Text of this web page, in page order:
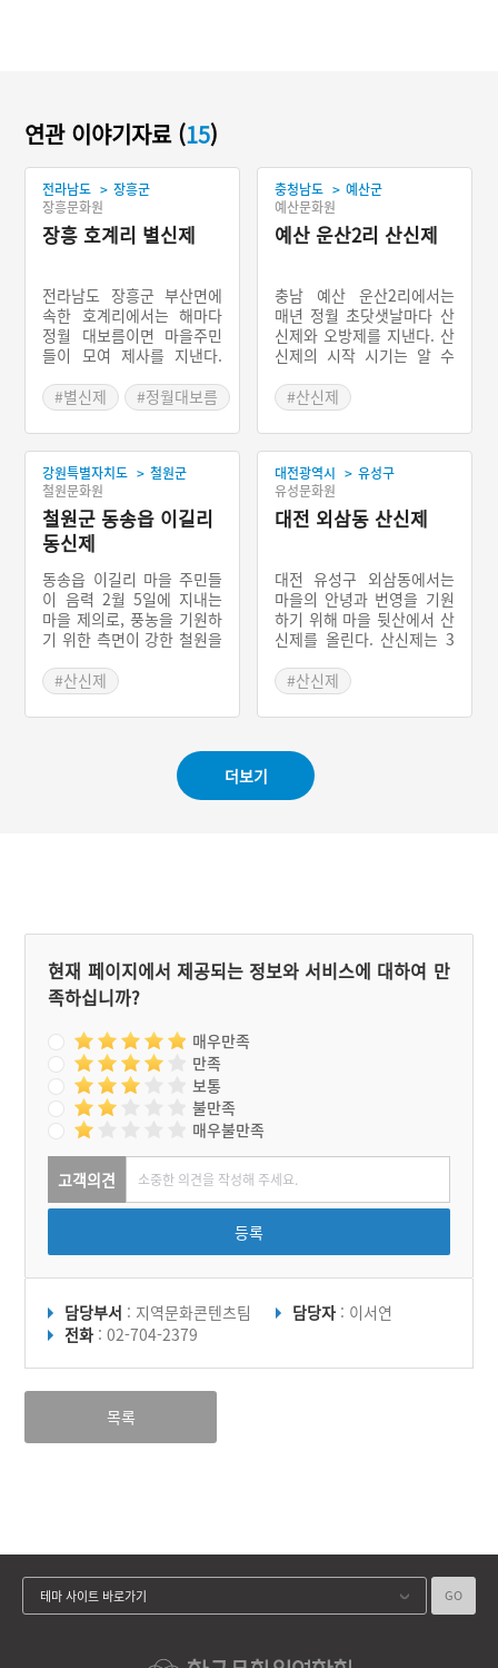
연관 이야기자료 (15)
전라남도 > 장흥군
장흥문화원
장흥 호계리 별신제
전라남도 장흥군 부산면에
속한 호계리에서는 해마다
정월 대보름이면 마을주민
들이 모여 제사를 지낸다.
나 주민들은 천제(天祭)라
부르기도 한다. 매년 음력
초이렛날 제관을 선출한다.
이장이 주관하는 마을 회의
를 통해 제의를 지낼 이십여
명의 제관을 뽑는다. 예전과
달리 여러 가지를 살피지는
않지만 가급적 부정하지 않
은 사람 가운데서 선정한다.
호계리 별신제에서 가장 중
요하게 생각하는 제관은 제
물을 준비하는 장찬(掌饌)
이다. 장찬은 대개 여성이
맡는다. 이 마을에서는 제관
으로 선정된 사람들에게 통
문을 돌린다.
#별신제
#정월대보름
충청남도 > 예산군
예산문화원
예산 운산2리 산신제
충남 예산 운산2리에서는
매년 정월 초닷샛날마다 산
신제와 오방제를 지낸다. 산
신제의 시작 시기는 알 수
산짐승에 의한 피해, 질병을
겪으며 산신에 대한 신앙이
생겼을 것이라 추측된다. 운
산2리에서는 원하는 사람만
이 참여 의사를 밝히는 ‘산
제들기’ 행사를 진행한다.
‘산제들기’에 참여하는 ‘산
제원’은 남자만 될 수 있다.
이 되면 산신제가 시작한다.
산신제가 끝나면 마을로 내
려와 오방제를 지낸다.
#산신제
강원특별자치도 > 철원군
철원문화원
철원군 동송읍 이길리
동신제
동송읍 이길리 마을 주민들
이 음력 2월 5일에 지내는
마을 제의로, 풍농을 기원하
기 위한 측면이 강한 철원을
신제의 명칭은 마을신에게
제의를 올린다는 의미를 지
닌다. 주민들은 마을 제의에
켜준다고 믿고 있다. 동신제
를 지내고 있는 이길리 민북
마을은 한국전쟁 당시 마을
람은 적었지만, 주민들의 노
력으로 얼마 전에 산제사라
는 이름으로 복원이 되었다.
마을 제의에 필요한 비용은
당한다. 이 과정에서 이길리
마을 주민들은 마을 구성원
으로서의 사명감을 느낀다.
자연스레 제의를 지내는 동
안 주민들 간의 유대가 강화
되는 것이다.
#산신제
대전광역시 > 유성구
유성문화원
대전 외삼동 산신제
대전 유성구 외삼동에서는
마을의 안녕과 번영을 기원
하기 위해 마을 뒷산에서 산
신제를 올린다. 산신제는 3
날짜는 음력 시월 초순이다.
산제당은 따로 없고 ‘산지
당’이라고 불리는 칠성당 근
신다. 특이한 점은 칠성제와
산신제가 분리되어 있다는
것이다. 제의 준비는 제관
올린 뒤 소지를 올리는 것으
로 칠성제는 끝나며 이후엔
산신제가 치러진다. 제의 순
#산신제
더보기
현재 페이지에서 제공되는 정보와 서비스에 대하여 만
족하십니까?
매우만족
만족
보통
불만족
매우불만족
고객의견
등록
담당부서 : 지역문화콘텐츠팀 담당자 : 이서연
전화 : 02-704-2379
목록
테마 사이트 바로가기 GO